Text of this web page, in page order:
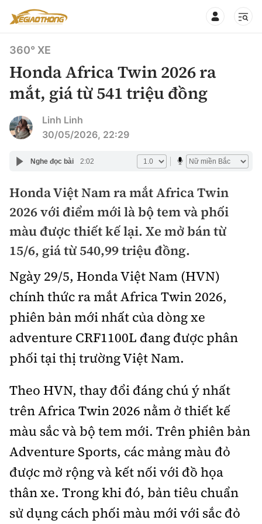
360° xe
Chính sách
Hạ tầng phương tiện
Góc nhìn
Tâm điểm
Xe du lịch
Xe máy
Đánh giá xe
Đánh giá xe mới
So sánh
Xếp hạng xe
Lái mới
Tư vấn sử dụng
Chọn xe
Lái xe an toàn
Bảo hiểm xe
Sản phẩm bảo hiểm
Bồi thường bảo hiểm
Xe xanh
Video
Review xe
Giới thiệu xe
Tư vấn
Ảnh
Xe máy
Cơ quan chủ quản: Bộ Xây dựng
360° XE
Honda Africa Twin 2026 ra
mắt, giá từ 541 triệu đồng
Linh Linh
30/05/2026, 22:29
Nghe đọc bài 2:02
Honda Việt Nam ra mắt Africa Twin
2026 với điểm mới là bộ tem và phối
màu được thiết kế lại. Xe mở bán từ
15/6, giá từ 540,99 triệu đồng.
Ngày 29/5, Honda Việt Nam (HVN)
chính thức ra mắt Africa Twin 2026,
phiên bản mới nhất của dòng xe
adventure CRF1100L đang được phân
phối tại thị trường Việt Nam.
Theo HVN, thay đổi đáng chú ý nhất
trên Africa Twin 2026 nằm ở thiết kế
màu sắc và bộ tem mới. Trên phiên bản
Adventure Sports, các mảng màu đỏ
được mở rộng và kết nối với đồ họa
thân xe. Trong khi đó, bản tiêu chuẩn
sử dụng cách phối màu mới với sắc đỏ